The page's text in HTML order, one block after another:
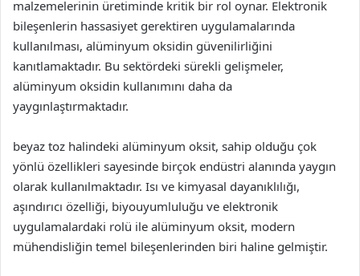
malzemelerinin üretiminde kritik bir rol oynar. Elektronik
bileşenlerin hassasiyet gerektiren uygulamalarında
kullanılması, alüminyum oksidin güvenilirliğini
kanıtlamaktadır. Bu sektördeki sürekli gelişmeler,
alüminyum oksidin kullanımını daha da
yaygınlaştırmaktadır.
beyaz toz halindeki alüminyum oksit, sahip olduğu çok
yönlü özellikleri sayesinde birçok endüstri alanında yaygın
olarak kullanılmaktadır. Isı ve kimyasal dayanıklılığı,
aşındırıcı özelliği, biyouyumluluğu ve elektronik
uygulamalardaki rolü ile alüminyum oksit, modern
mühendisliğin temel bileşenlerinden biri haline gelmiştir.